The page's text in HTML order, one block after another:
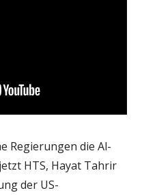
Regierungen die Al-
HTS, Hayat Tahrir
der US-